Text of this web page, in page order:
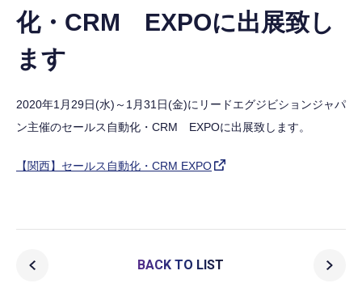
化・CRM EXPOに出展致し
ます
2020年1月29日(水)～1月31日(金)にリードエグジビションジャパ
ン主催のセールス自動化・CRM EXPOに出展致します。
【関西】セールス自動化・CRM EXPO
BACK TO LIST